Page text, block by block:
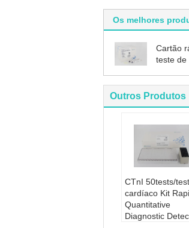
Os melhores
Cartão
teste de
Outros Produtos
CTnI 50tests/
cardíaco Kit
Quantitative
Diagnostic